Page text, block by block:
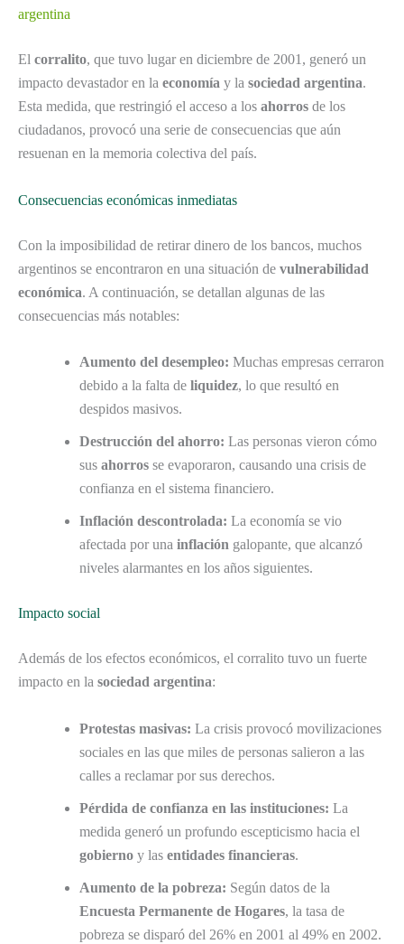
argentina
El corralito, que tuvo lugar en diciembre de 2001, generó un
impacto devastador en la economía y la sociedad argentina.
Esta medida, que restringió el acceso a los ahorros de los
ciudadanos, provocó una serie de consecuencias que aún
resuenan en la memoria colectiva del país.
Consecuencias económicas inmediatas
Con la imposibilidad de retirar dinero de los bancos, muchos
argentinos se encontraron en una situación de vulnerabilidad
económica. A continuación, se detallan algunas de las
consecuencias más notables:
Aumento del desempleo: Muchas empresas cerraron
debido a la falta de liquidez, lo que resultó en
despidos masivos.
Destrucción del ahorro: Las personas vieron cómo
sus ahorros se evaporaron, causando una crisis de
confianza en el sistema financiero.
Inflación descontrolada: La economía se vio
afectada por una inflación galopante, que alcanzó
niveles alarmantes en los años siguientes.
Impacto social
Además de los efectos económicos, el corralito tuvo un fuerte
impacto en la sociedad argentina:
Protestas masivas: La crisis provocó movilizaciones
sociales en las que miles de personas salieron a las
calles a reclamar por sus derechos.
Pérdida de confianza en las instituciones: La
medida generó un profundo escepticismo hacia el
gobierno y las entidades financieras.
Aumento de la pobreza: Según datos de la
Encuesta Permanente de Hogares, la tasa de
pobreza se disparó del 26% en 2001 al 49% en 2002.